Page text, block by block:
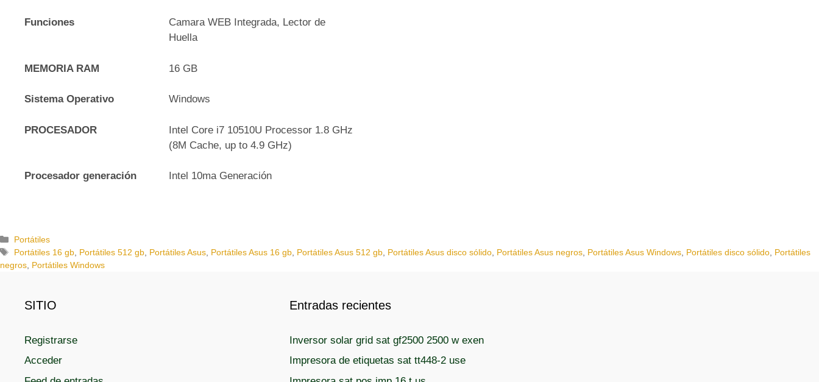
Funciones
Camara WEB Integrada, Lector de
Huella
MEMORIA RAM 16 GB
Sistema Operativo Windows
PROCESADOR
Intel Core i7 10510U Processor 1.8 GHz
(8M Cache, up to 4.9 GHz)
Procesador generación Intel 10ma Generación
C
a
t
Portátiles
E
t
Portátiles 16 gb Portátiles 512 gb Portátiles Asus Portátiles Asus 16 gb Portátiles Asus 512 gb Portátiles Asus disco sólido Portátiles Asus negros Portátiles Asus Windows Portátiles disco sólido Portátiles
negros Portátiles Windows
SITIO
Registrarse
Acceder
Entradas recientes
Inversor solar grid sat gf2500 2500 w exen
Impresora de etiquetas sat tt448-2 use